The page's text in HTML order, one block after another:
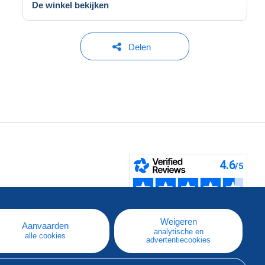
De winkel bekijken
Delen
Aanvaarden
alle cookies
Weigeren
analytische en
advertentiecookies